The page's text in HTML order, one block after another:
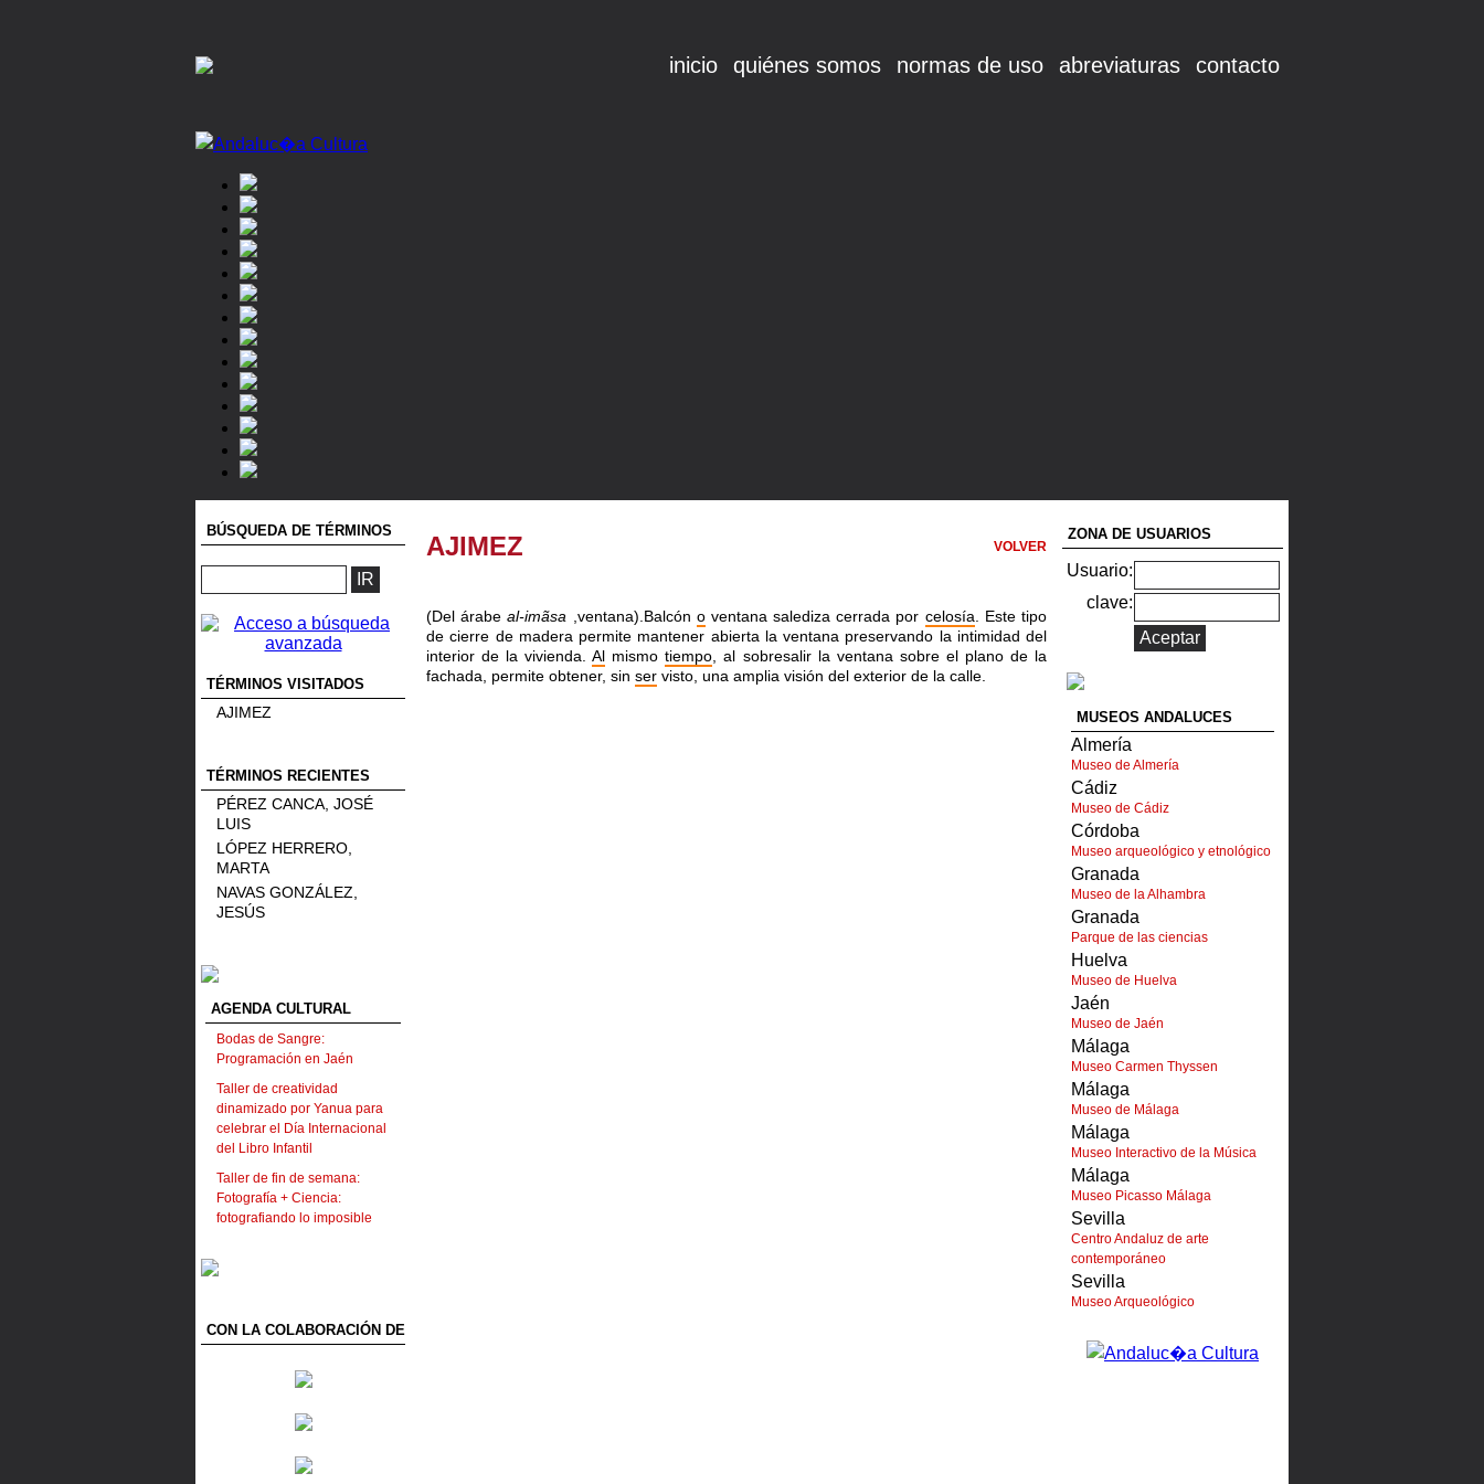
inicio quiénes somos normas de uso abreviaturas contacto
BÚSQUEDA DE TÉRMINOS
TÉRMINOS VISITADOS
AJIMEZ
TÉRMINOS RECIENTES
PÉREZ CANCA, JOSÉ
LUIS
LÓPEZ HERRERO,
MARTA
NAVAS GONZÁLEZ,
JESÚS
AGENDA CULTURAL
Bodas de Sangre:
Programación en Jaén
Taller de creatividad
dinamizado por Yanua para
celebrar el Día Internacional
del Libro Infantil
Taller de fin de semana:
Fotografía + Ciencia:
fotografiando lo imposible
CON LA COLABORACIÓN DE
AJIMEZ VOLVER
(Del árabeal-imãsa ,ventana).Balcón oventana salediza cerrada por celosía . Este tipo
de cierre de ma­dera permite mantener abierta la ventana preservando la intimidad del
interior de la vivienda.Al mismotiempo , al so­bre­sa­lir la ventana sobre el plano de la
fachada, permite ob­tener, sin ser visto, una amplia visión del exterior de la calle.
ZONA DE USUARIOS
Usuario:
clave:
MUSEOS ANDALUCES
Almería
Museo de Almería
Cádiz
Museo de Cádiz
Córdoba
Museo arqueológico y etnológico
Granada
Museo de la Alhambra
Granada
Parque de las ciencias
Huelva
Museo de Huelva
Jaén
Museo de Jaén
Málaga
Museo Carmen Thyssen
Málaga
Museo de Málaga
Málaga
Museo Interactivo de la Música
Málaga
Museo Picasso Málaga
Sevilla
Centro Andaluz de arte
contemporáneo
Sevilla
Museo Arqueológico